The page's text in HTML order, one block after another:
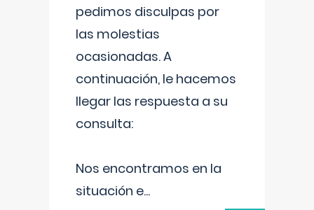
pedimos disculpas por
las molestias
ocasionadas. A
continuación, le hacemos
llegar las respuesta a su
consulta:
Nos encontramos en la
situación e...